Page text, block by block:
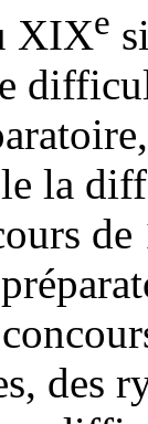
XIXe
la
des